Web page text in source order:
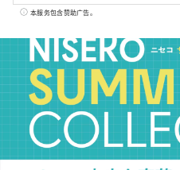
度假胜地，堪称“东
然风光、豪华酒
本服务包含赞助广告。